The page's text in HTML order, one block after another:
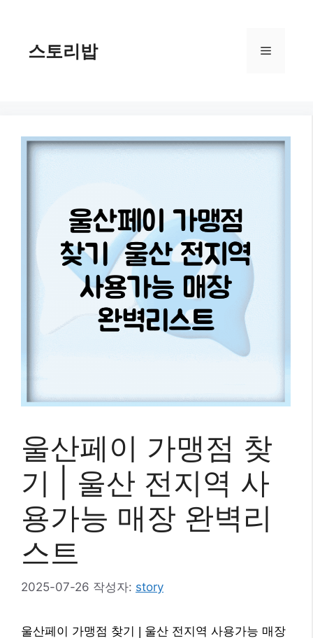
스토리밥 메
울산페이 가맹점 찾
기 | 울산 전지역 사
용가능 매장 완벽리
스트
2025-07-26 작성자: story
울산페이 가맹점 찾기 | 울산 전지역 사용가능 매장